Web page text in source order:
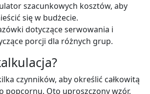
szacunkowych kosztów, aby
się w budżecie.
dotyczące serwowania i
porcji dla różnych grup.
czynników, aby określić całkowitą
popcornu. Oto uproszczony wzór,